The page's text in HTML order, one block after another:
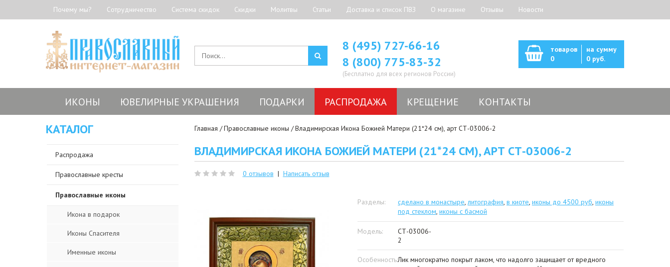
Почему мы? Сотрудничество Система скидок Скидки Молитвы Статьи Доставка и список ПВЗ О магазине Отзывы Новости
8 (495) 727-66-16
8 (800) 775-83-32
(Бесплатно для всех регионов России)
товаров
0
на сумму
0 руб.
ИКОНЫ ЮВЕЛИРНЫЕ УКРАШЕНИЯ ПОДАРКИ РАСПРОДАЖА КРЕЩЕНИЕ КОНТАКТЫ
КАТАЛОГ
Распродажа
Православные кресты
Православные иконы
Икона в подарок
Иконы Спасителя
Именные иконы
Главная Православные иконы Владимирская Икона Божией Матери (21*24 см), арт СТ-03006-2
ВЛАДИМИРСКАЯ ИКОНА БОЖИЕЙ МАТЕРИ (21*24 СМ), АРТ СТ-03006-2
0 отзывов | Написать отзыв
Разделы: сделано в монастыре, литография, в киоте, иконы до 4500 руб, иконы
под стеклом, иконы с басмой
Модель:
СТ-03006-
2
Особенность:Лик многократно покрыт лаком, что надолго защищает от вредного